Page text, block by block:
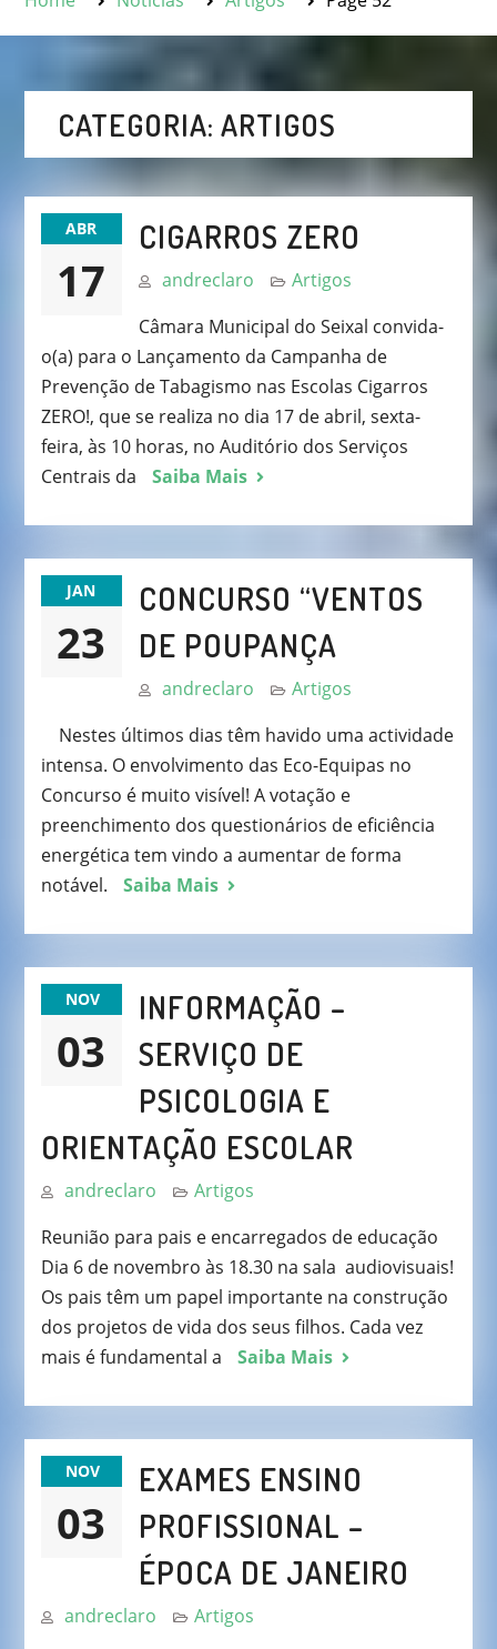
CATEGORIA: ARTIGOS
ABR
17
CIGARROS ZERO
andreclaro
Artigos
Câmara Municipal do Seixal convida-
o(a) para o Lançamento da Campanha de
Prevenção de Tabagismo nas Escolas Cigarros
ZERO!, que se realiza no dia 17 de abril, sexta-
feira, às 10 horas, no Auditório dos Serviços
Centrais da
Saiba Mais
JAN
23
CONCURSO “VENTOS
DE POUPANÇA
andreclaro
Artigos
Nestes últimos dias têm havido uma actividade
intensa. O envolvimento das Eco-Equipas no
Concurso é muito visível! A votação e
preenchimento dos questionários de eficiência
energética tem vindo a aumentar de forma
notável.
Saiba Mais
NOV
03
INFORMAÇÃO –
SERVIÇO DE
PSICOLOGIA E
ORIENTAÇÃO ESCOLAR
andreclaro
Artigos
Reunião para pais e encarregados de educação
Dia 6 de novembro às 18.30 na sala audiovisuais!
Os pais têm um papel importante na construção
dos projetos de vida dos seus filhos. Cada vez
mais é fundamental a
Saiba Mais
NOV
03
EXAMES ENSINO
PROFISSIONAL –
ÉPOCA DE JANEIRO
andreclaro
Artigos